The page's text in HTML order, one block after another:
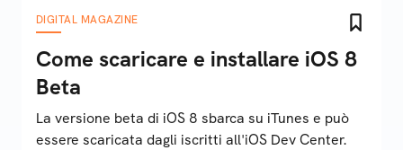
DIGITAL MAGAZINE
Come scaricare e installare iOS 8
Beta
La versione beta di iOS 8 sbarca su iTunes e può
essere scaricata dagli iscritti all'iOS Dev Center.